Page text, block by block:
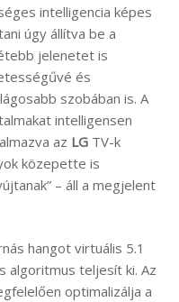
intelligencia képes
úgy állítva be a
jelenetet is
és
szobában is. A
intelligensen
az LG TV-k
közepette is
– áll a megjelent
hangot virtuális 5.1
algoritmus teljesít ki. Az
optimalizálja a